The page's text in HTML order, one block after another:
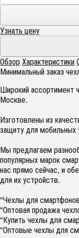
Узнать цену
ОбзорХарактеристики
Минимальный заказ
Широкий ассортимент
Москве.
Изготовлены из
защиту для мобильных
Мы предлагаем
популярных марок
нас прямо сейчас, и
для их устройств.
"Чехлы для
"Оптовая продажа
"Купить чехлы для
"Оптовые чехлы для